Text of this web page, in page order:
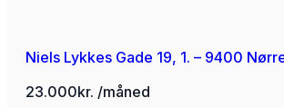
Niels Lykkes Gade 19, 1. – 9400
23.000kr. /måned